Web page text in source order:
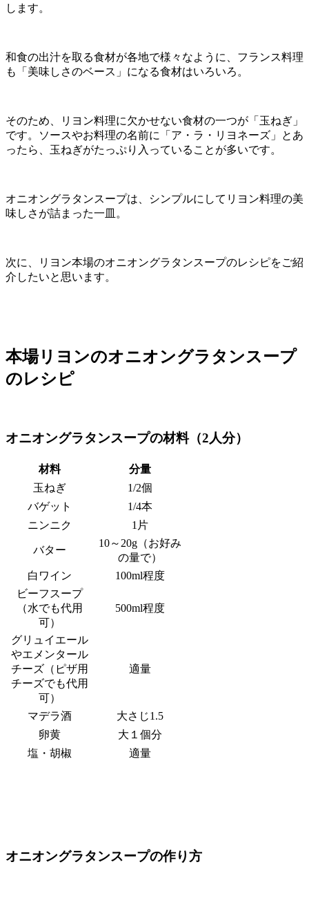
します。
和食の出汁を取る食材が各地で様々なように、フランス料理
も「美味しさのベース」になる食材はいろいろ。
そのため、リヨン料理に欠かせない食材の一つが「玉ねぎ」
です。ソースやお料理の名前に「ア・ラ・リヨネーズ」とあ
ったら、玉ねぎがたっぷり入っていることが多いです。
オニオングラタンスープは、シンプルにしてリヨン料理の美
味しさが詰まった一皿。
次に、リヨン本場のオニオングラタンスープのレシピをご紹
介したいと思います。
本場リヨンのオニオングラタンスープ
のレシピ
オニオングラタンスープの材料（2人分）
材料
分量
玉ねぎ
1/2個
バゲット
1/4本
ニンニク
1片
バター
10～20g（お好み
の量で）
白ワイン
100ml程度
ビーフスープ
（水でも代用
可）
500ml程度
グリュイエール
やエメンタール
チーズ（ピザ用
チーズでも代用
可）
適量
マデラ酒
大さじ1.5
卵黄
大１個分
塩・胡椒
適量
オニオングラタンスープの作り方